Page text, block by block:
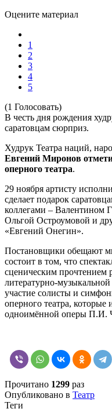
Оцените материал
1
2
3
4
5
(1 Голосовать)
В честь дня рождения
саратовцам сюрприз.
Худрук Театра наций,
Евгений Миронов
оперного театра.
29 ноября артисту
сделает подарок
коллегами – Валентином
Ольгой Остроумовой и
«Евгений Онегин».
Постановщики обещают
состоит в том, что
сценическим
литературно-
участие солисты и
оперного театра, которые
одноимённой оперы П.И.
Прочитано 1299 раз
Опубликовано в Театр
Теги